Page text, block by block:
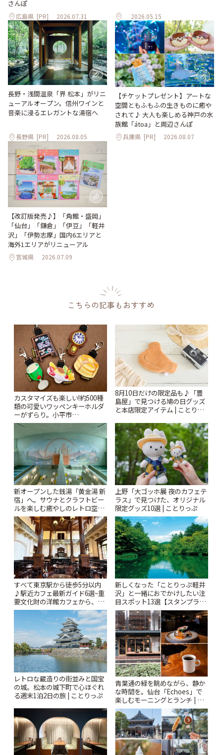
さんぽ
広島県 [PR] 2026.07.31 2026.05.15
長野・浅間温泉「界 松本」がリニ
ューアルオープン。信州ワインと
音楽に浸るエレガントな湯宿へ
長野県 [PR] 2026.08.05
【チケットプレゼント】アートな
空間ともふもふの生きものに癒や
されて♪ 大人も楽しめる神戸の水
族館「átoa」と周辺さんぽ
兵庫県 [PR] 2026.08.07
【改訂版発売♪】「角館・盛岡」
「仙台」「鎌倉」「伊豆」「軽井
沢」「伊勢志摩」国内6エリアと
海外1エリアがリニューアル
宮城県 2026.07.09
こちらの記事もおすすめ
カスタマイズも楽しい!約500種
類の可愛いワッペンキーホルダ
ーがずらり。小平市
「Kimamaya T&K」 | ことりっ
8月10日だけの限定品も♪「豊
島屋」で見つける鳩の日グッズ
と本店限定アイテム | ことりっ
新オープンした銭湯「黄金湯 新
宿」へ。サウナとクラフトビー
ルを楽しむ癒やしのレトロ空間
| ことりっぷ
上野「大ゴッホ展 夜のカフェテ
ラス」で見つけた、オリジナル
限定グッズ10選 | ことりっぷ
すべて東京駅から徒歩5分以内
♪駅近カフェ最新ガイド6選~重
要文化財の洋館カフェから、改
札すぐのレトロ喫茶まで~ | こと
新しくなった「ことりっぷ軽井
沢」と一緒におでかけしたい注
目スポット13選【スタンプラリ
ー開催中】 | ことりっぷ
レトロな蔵造りの街並みと国宝
の城。松本の城下町で心ほぐれ
る週末1泊2日の旅 | ことりっぷ
青葉通の緑を眺めながら、静か
な時間を。仙台「Echoes」で
楽しむモーニングとランチ | こ
とりっぷ